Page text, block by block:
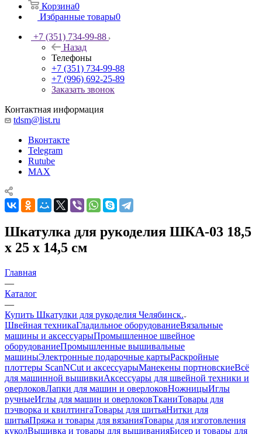
Корзина0
Избранные товары0
+7 (351) 734-99-88
Назад
Телефоны
+7 (351) 734-99-88
+7 (996) 692-25-89
Заказать звонок
Контактная информация
tdsm@list.ru
Вконтакте
Telegram
Rutube
MAX
Шкатулка для рукоделия ШКА-03 18,5
x 25 x 14,5 см
Главная
—
Каталог
—
Купить Шкатулки для рукоделия Челябинск.
Швейная техникаГладильное оборудованиеВязальные
машины и аксессуарыПромышленное швейное
оборудованиеПромышленные вышивальные
машиныЭлектронные подарочные картыРаскройные
плоттеры ScanNCut и аксессуарыМанекены портновскиеВсё
для машинной вышивкиАксессуары для швейной техники и
оверлоковЛапки для машин и оверлоковНожницыИглы
ручныеИглы для машин и оверлоковТканиТовары для
пэчворка и квилтингаТовары для шитьяНитки для
шитьяПряжа и товары для вязанияТовары для изготовления
куколВышивка и товары для вышиванияБисер и товары для